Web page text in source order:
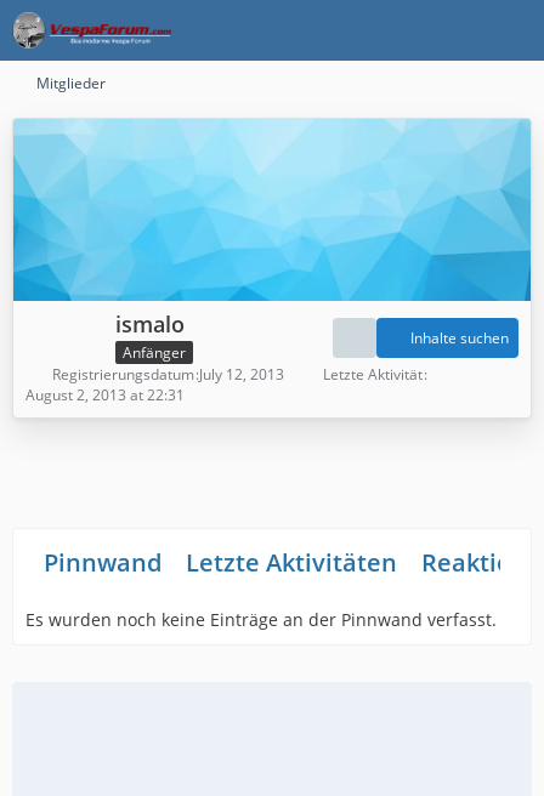
Mitglieder
ismalo
Anfänger
Inhalte suchen
Registrierungsdatum July 12, 2013
Letzte Aktivität
August 2, 2013 at 22:31
Pinnwand Letzte Aktivitäten
Es wurden noch keine Einträge an der Pinnwand verfasst.